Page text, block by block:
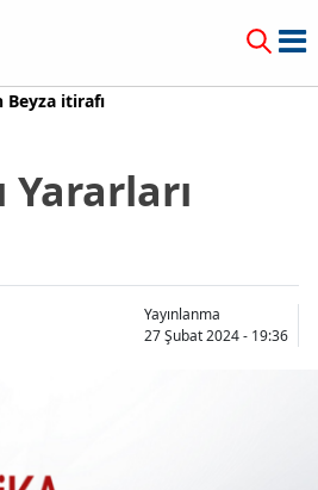
Beyza itirafı
Yararları
Yayınlanma
27 Şubat 2024 - 19:36